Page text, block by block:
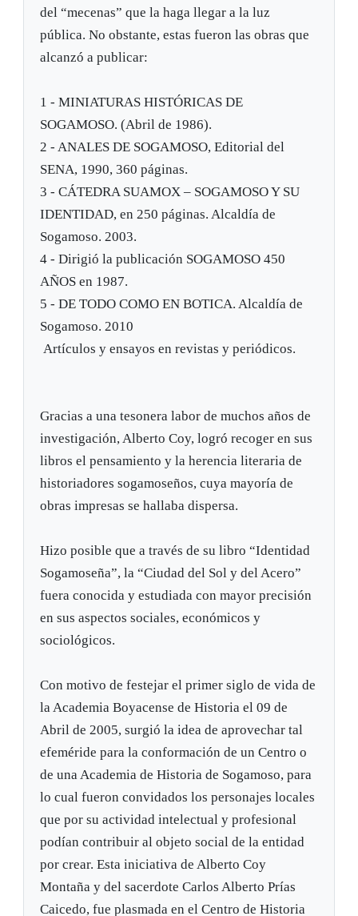
del “mecenas” que la haga llegar a la luz
pública. No obstante, estas fueron las obras que
alcanzó a publicar:
1 - MINIATURAS HISTÓRICAS DE
SOGAMOSO. (Abril de 1986).
2 - ANALES DE SOGAMOSO, Editorial del
SENA, 1990, 360 páginas.
3 - CÁTEDRA SUAMOX – SOGAMOSO Y SU
IDENTIDAD, en 250 páginas. Alcaldía de
Sogamoso. 2003.
4 - Dirigió la publicación SOGAMOSO 450
AÑOS en 1987.
5 - DE TODO COMO EN BOTICA. Alcaldía de
Sogamoso. 2010
Artículos y ensayos en revistas y periódicos.
Gracias a una tesonera labor de muchos años de
investigación, Alberto Coy, logró recoger en sus
libros el pensamiento y la herencia literaria de
historiadores sogamoseños, cuya mayoría de
obras impresas se hallaba dispersa.
Hizo posible que a través de su libro “Identidad
Sogamoseña”, la “Ciudad del Sol y del Acero”
fuera conocida y estudiada con mayor precisión
en sus aspectos sociales, económicos y
sociológicos.
Con motivo de festejar el primer siglo de vida de
la Academia Boyacense de Historia el 09 de
Abril de 2005, surgió la idea de aprovechar tal
efeméride para la conformación de un Centro o
de una Academia de Historia de Sogamoso, para
lo cual fueron convidados los personajes locales
que por su actividad intelectual y profesional
podían contribuir al objeto social de la entidad
por crear. Esta iniciativa de Alberto Coy
Montaña y del sacerdote Carlos Alberto Prías
Caicedo, fue plasmada en el Centro de Historia